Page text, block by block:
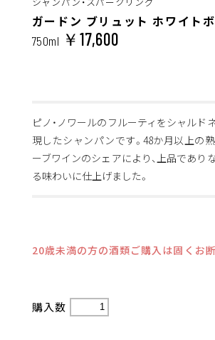
ガードン ブリュット ホワイト
750ml ￥17,600
ピノ・ノワールのフルーティをシャルド
現したシャンパンです。48か月以上の
ーブワインのシェアにより、上品であり
る味わいに仕上げました。
20歳未満の方の酒類ご購入は固くお断
購入数